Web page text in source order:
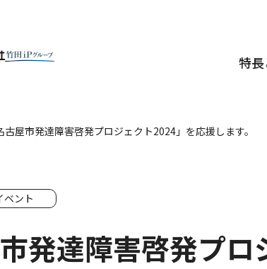
特
古屋市発達障害啓発プロジェクト2024」を応援します。
ベント
市発達障害啓発プ